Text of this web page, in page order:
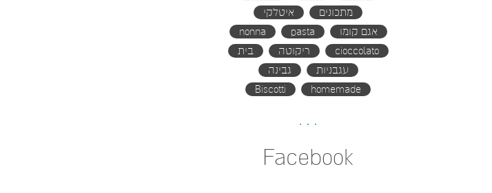
מתכונים
איטלקי
אגם קומו
pasta
nonna
cioccolato
ריקוטה
בית
עגבניות
גבינה
homemade
Biscotti
Facebook